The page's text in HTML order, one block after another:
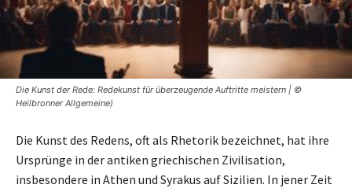
Die Kunst der Rede: Redekunst für überzeugende Auftritte meistern | ©
Heilbronner Allgemeine)
Die Kunst des Redens, oft als Rhetorik bezeichnet, hat ihre
Ursprünge in der antiken griechischen Zivilisation,
insbesondere in Athen und Syrakus auf Sizilien. In jener Zeit